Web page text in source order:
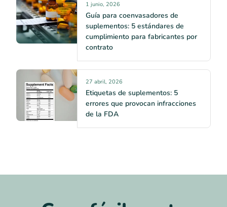
1 junio, 2026
Guía para coenvasadores de
suplementos: 5 estándares de
cumplimiento para fabricantes por
contrato
27 abril, 2026
Etiquetas de suplementos: 5
errores que provocan infracciones
de la FDA